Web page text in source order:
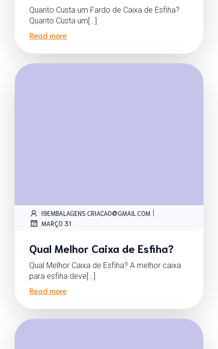
Quanto Custa um Fardo de Caixa de Esfiha?
Quanto Custa um[…]
Read more
I9EMBALAGENS.CRIACAO@GMAIL.COM |
MARÇO 31
Qual Melhor Caixa de Esfiha?
Qual Melhor Caixa de Esfiha? A melhor caixa
para esfiha deve[…]
Read more